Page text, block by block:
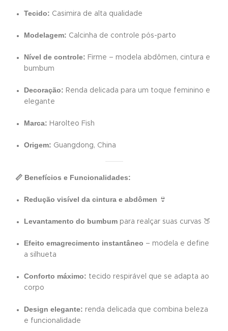
Tecido: Casimira de alta qualidade
Modelagem: Calcinha de controle pós-parto
Nível de controle: Firme – modela abdômen, cintura e
bumbum
Decoração: Renda delicada para um toque feminino e
elegante
Marca: Harolteo Fish
Origem: Guangdong, China
📏 Benefícios e Funcionalidades:
Redução visível da cintura e abdômen 👙
Levantamento do bumbum para realçar suas curvas 🍑
Efeito emagrecimento instantâneo – modela e define
a silhueta
Conforto máximo: tecido respirável que se adapta ao
corpo
Design elegante: renda delicada que combina beleza
e funcionalidade